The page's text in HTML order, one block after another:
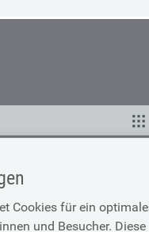
Cookies für ein
und Besucher.